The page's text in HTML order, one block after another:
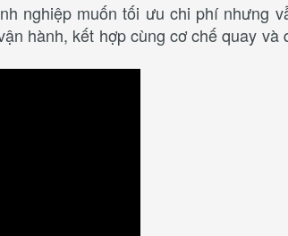
nghiệp muốn tối ưu chi phí nhưng
hành, kết hợp cùng cơ chế quay và